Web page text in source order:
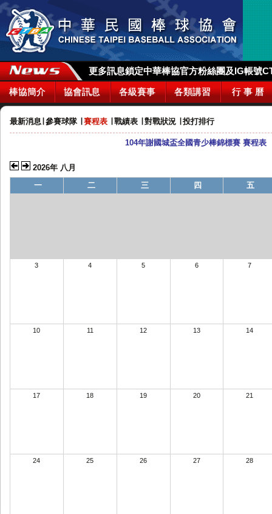
更多訊息鎖定中華棒協官方粉絲團及IG帳號
棒協簡介 協會訊息 各級賽事 各類講習 行 事 曆
最新消息 參賽球隊∣ 賽程表 戰績表 對戰狀況 投打排行
104年謝國城盃全國青少棒錦標賽 賽程表
2026年 八月
一
二 三 四 五
3 4 5 6 7
10 11 12 13 14
17 18 19 20 21
24 25 26 27 28